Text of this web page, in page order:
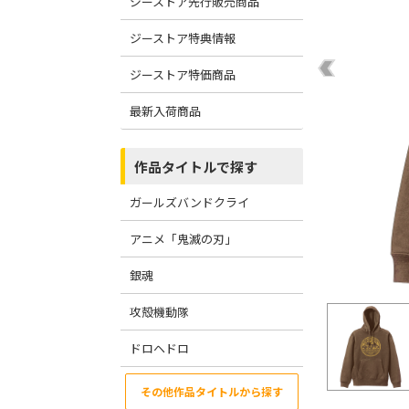
ジーストア特典情報
ジーストア特価商品
最新入荷商品
作品タイトルで探す
ガールズバンドクライ
アニメ「鬼滅の刃」
銀魂
攻殻機動隊
ドロヘドロ
その他作品タイトルから探す